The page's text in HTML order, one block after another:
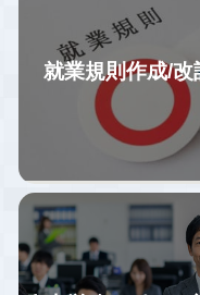
企業の特徴に合わせた業務
ーの構築、年間業務カレン
にて作業スケジュールを管
給与計算業務をミスなくス
ズに行うため、業務フロー
をご提案いただいた場合、
の効率化と改善に向けてサ
トします。
就業規則作成/改